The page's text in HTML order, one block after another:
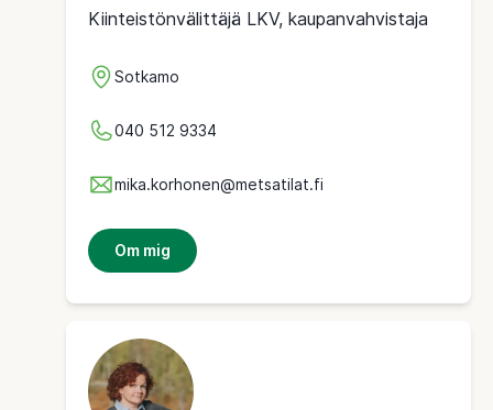
Kiinteistönvälittäjä LKV, kaupanvahvistaja
Sotkamo
040 512 9334
mika.korhonen@metsatilat.fi
Om mig